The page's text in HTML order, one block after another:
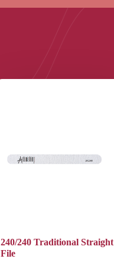
240/240 Traditional Straight
File